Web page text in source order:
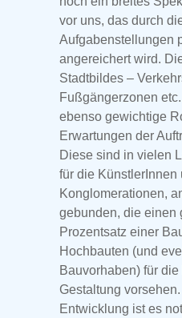
vor uns, das durch
Aufgabenstellungen
angereichert wird.
Stadtbildes –
Fußgängerzonen
ebenso gewichtige
Erwartungen der
Diese sind in vielen
für die KünstlerInnen
Konglomerationen,
gebunden, die einen
Prozentsatz einer
Hochbauten (und
Bauvorhaben) für
Gestaltung
Entwicklung ist es